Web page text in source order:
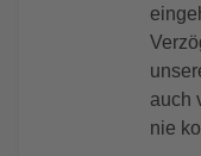
auch
nie